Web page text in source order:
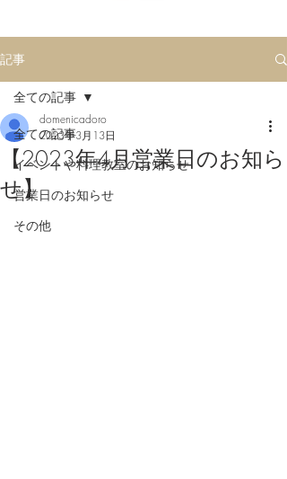
記事
全ての記事
イベントや料理教室のお知らせ
営業日のお知らせ
その他
全ての記事
【2023年4月営業日のお知ら
せ】
domenicadoro
2023年3月13日